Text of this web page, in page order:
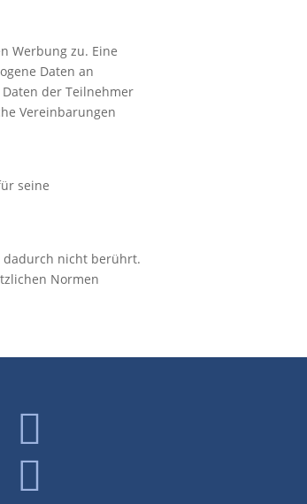
Werbung zu. Eine
Daten an
der Teilnehmer
Vereinbarungen
seine
dadurch nicht berührt.
Normen

